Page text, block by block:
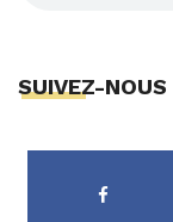
SUIVEZ-NOUS